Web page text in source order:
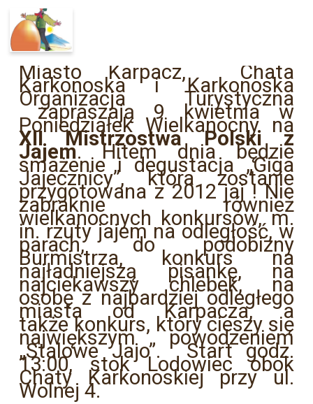
Miasto Karpacz, Chata
Karkonoska i Karkonoska
Organizacja Turystyczna
zapraszają 9 kwietnia w
Poniedziałek Wielkanocny na
XII Mistrzostwa Polski z
Jajem. Hitem dnia będzie
smażenie i degustacja „Giga
Jajecznicy”, która zostanie
przygotowana z 2012 jaj ! Nie
zabraknie również
wielkanocnych konkursów, m.
in. rzuty jajem na odległość, w
parach, do podobizny
Burmistrza, konkurs na
najładniejszą pisankę, na
najciekawszy chlebek, na
osobę z najbardziej odległego
miasta od Karpacza, a
także konkurs, który cieszy się
największym powodzeniem
„Stalowe Jajo”. Start godz.
13:00, stok Lodowiec obok
Chaty Karkonoskiej przy ul.
Wolnej 4.